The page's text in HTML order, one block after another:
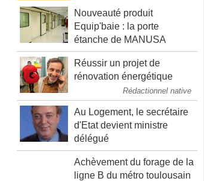
Nouveauté produit
Equip'baie : la porte
étanche de MANUSA
Réussir un projet de
rénovation énergétique
Rédactionnel native
Au Logement, le secrétaire
d'Etat devient ministre
délégué
Achèvement du forage de la
ligne B du métro toulousain